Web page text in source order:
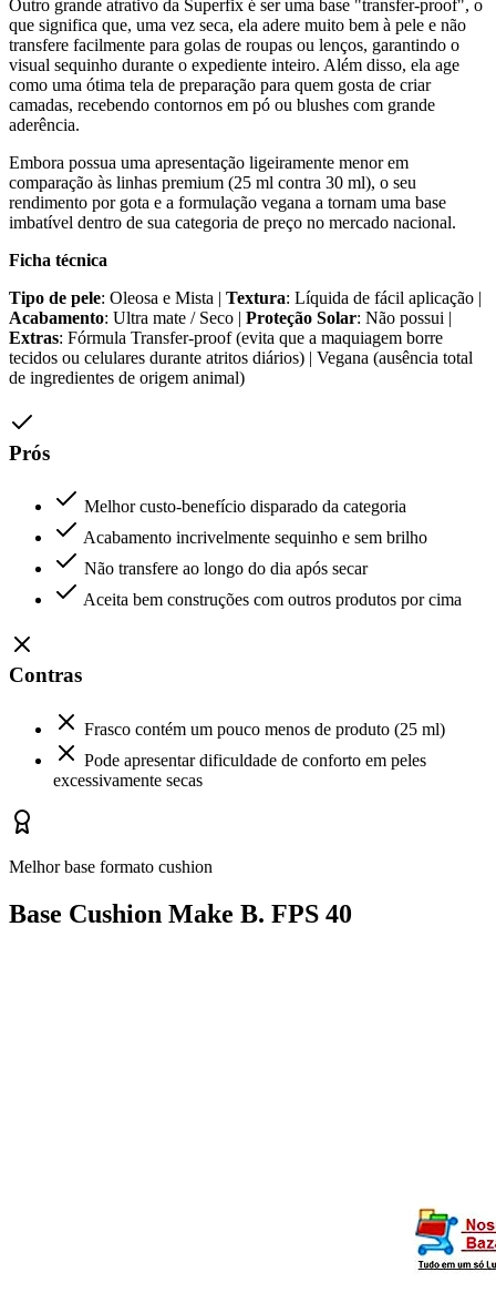
Outro grande atrativo da Superfix é ser uma base "transfer-proof", o
que significa que, uma vez seca, ela adere muito bem à pele e não
transfere facilmente para golas de roupas ou lenços, garantindo o
visual sequinho durante o expediente inteiro. Além disso, ela age
como uma ótima tela de preparação para quem gosta de criar
camadas, recebendo contornos em pó ou blushes com grande
aderência.
Embora possua uma apresentação ligeiramente menor em
comparação às linhas premium (25 ml contra 30 ml), o seu
rendimento por gota e a formulação vegana a tornam uma base
imbatível dentro de sua categoria de preço no mercado nacional.
Ficha técnica
Tipo de pele: Oleosa e Mista | Textura: Líquida de fácil aplicação |
Acabamento: Ultra mate / Seco | Proteção Solar: Não possui |
Extras: Fórmula Transfer-proof (evita que a maquiagem borre
tecidos ou celulares durante atritos diários) | Vegana (ausência total
de ingredientes de origem animal)
Prós
Melhor custo-benefício disparado da categoria
Acabamento incrivelmente sequinho e sem brilho
Não transfere ao longo do dia após secar
Aceita bem construções com outros produtos por cima
Contras
Frasco contém um pouco menos de produto (25 ml)
Pode apresentar dificuldade de conforto em peles
excessivamente secas
Melhor base formato cushion
Base Cushion Make B. FPS 40